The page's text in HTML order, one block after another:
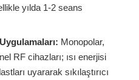
yılda 1-2 seans
Monopolar,
RF cihazları; ısı enerjisi
uyararak sıkılaştırıcı